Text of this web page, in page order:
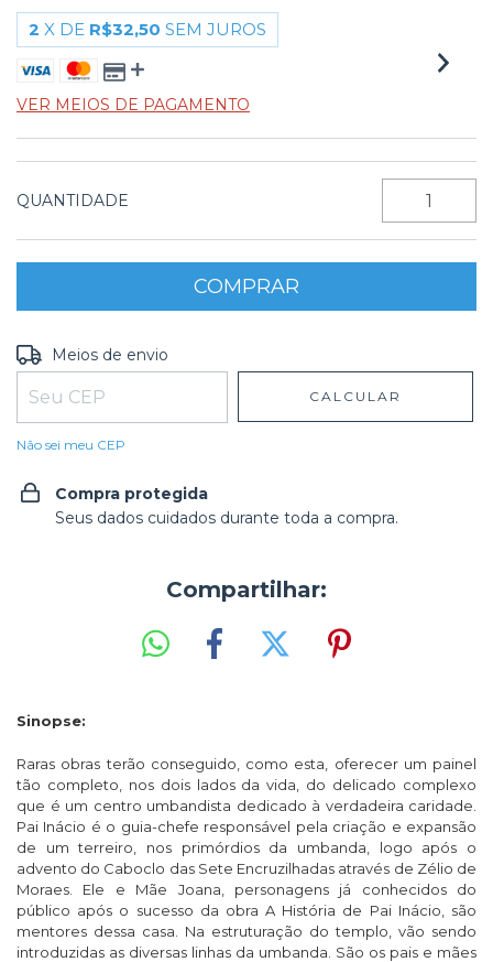
2 X DE R$32,50 SEM JUROS
VER MEIOS DE PAGAMENTO
QUANTIDADE
Entregas para o CEP:
Meios de envio
CALCULAR
Não sei meu CEP
Compra protegida
Seus dados cuidados durante toda a compra.
Compartilhar:
Sinopse:
Raras obras terão conseguido, como esta, oferecer um painel
tão completo, nos dois lados da vida, do delicado complexo
que é um centro umbandista dedicado à verdadeira caridade.
Pai Inácio é o guia-chefe responsável pela criação e expansão
de um terreiro, nos primórdios da umbanda, logo após o
advento do Caboclo das Sete Encruzilhadas através de Zélio de
Moraes. Ele e Mãe Joana, personagens já conhecidos do
público após o sucesso da obra A História de Pai Inácio, são
mentores dessa casa. Na estruturação do templo, vão sendo
introduzidas as diversas linhas da umbanda. São os pais e mães